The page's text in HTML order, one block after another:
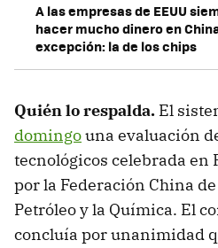
A las empresas de EEUU
hacer mucho dinero en
excepción: la de los chips
Quién lo respalda. El
domingouna evaluación
tecnológicos celebrada en
por la Federación China
Petróleo y la Química. El
concluía por unanimidad